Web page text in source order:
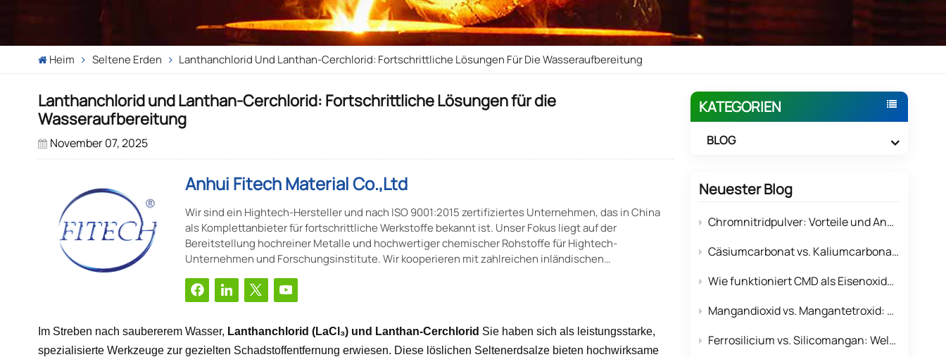
Heim Seltene Erden Lanthanchlorid Und Lanthan-Cerchlorid: Fortschrittliche Lösungen Für Die Wasseraufbereitung
KATEGORIEN
BLOG
Neuester Blog
Chromnitridpulver: Vorteile und Anwendungslösungen für Hochleistungs-Oberflächenbeschichtungen
Cäsiumcarbonat vs. Kaliumcarbonat: Warum Cäsium komplexe organische Reaktionen dominiert
Wie funktioniert CMD als Eisenoxidationsmittel zur Entfernung von Eisenverunreinigungen in der gesamten Manganproduktlinie?
Mangandioxid vs. Mangantetroxid: Struktur- und Leistungsunterschiede in der Elektronik
Ferrosilicium vs. Silicomangan: Welches Desoxidationsmittel ist kostengünstiger für Stahlwerke?
Lanthanchlorid und Lanthan-Cerchlorid: Fortschrittliche Lösungen für die
Wasseraufbereitung
November 07, 2025
Anhui Fitech Material Co.,Ltd
Wir sind ein Hightech-Hersteller und nach ISO 9001:2015 zertifiziertes Unternehmen, das in China
als Komplettanbieter für fortschrittliche Werkstoffe bekannt ist. Unser Fokus liegt auf der
Bereitstellung hochreiner Metalle und hochwertiger chemischer Rohstoffe für Hightech-
Unternehmen und Forschungsinstitute. Wir kooperieren mit zahlreichen inländischen
Produktionsprozesse zu optimieren.
Im Streben nach saubererem Wasser, Lanthanchlorid (LaCl₃) und Lanthan-Cerchlorid Sie haben sich als leistungsstarke,
spezialisierte Werkzeuge zur gezielten Schadstoffentfernung erwiesen. Diese löslichen Seltenerdsalze bieten hochwirksame